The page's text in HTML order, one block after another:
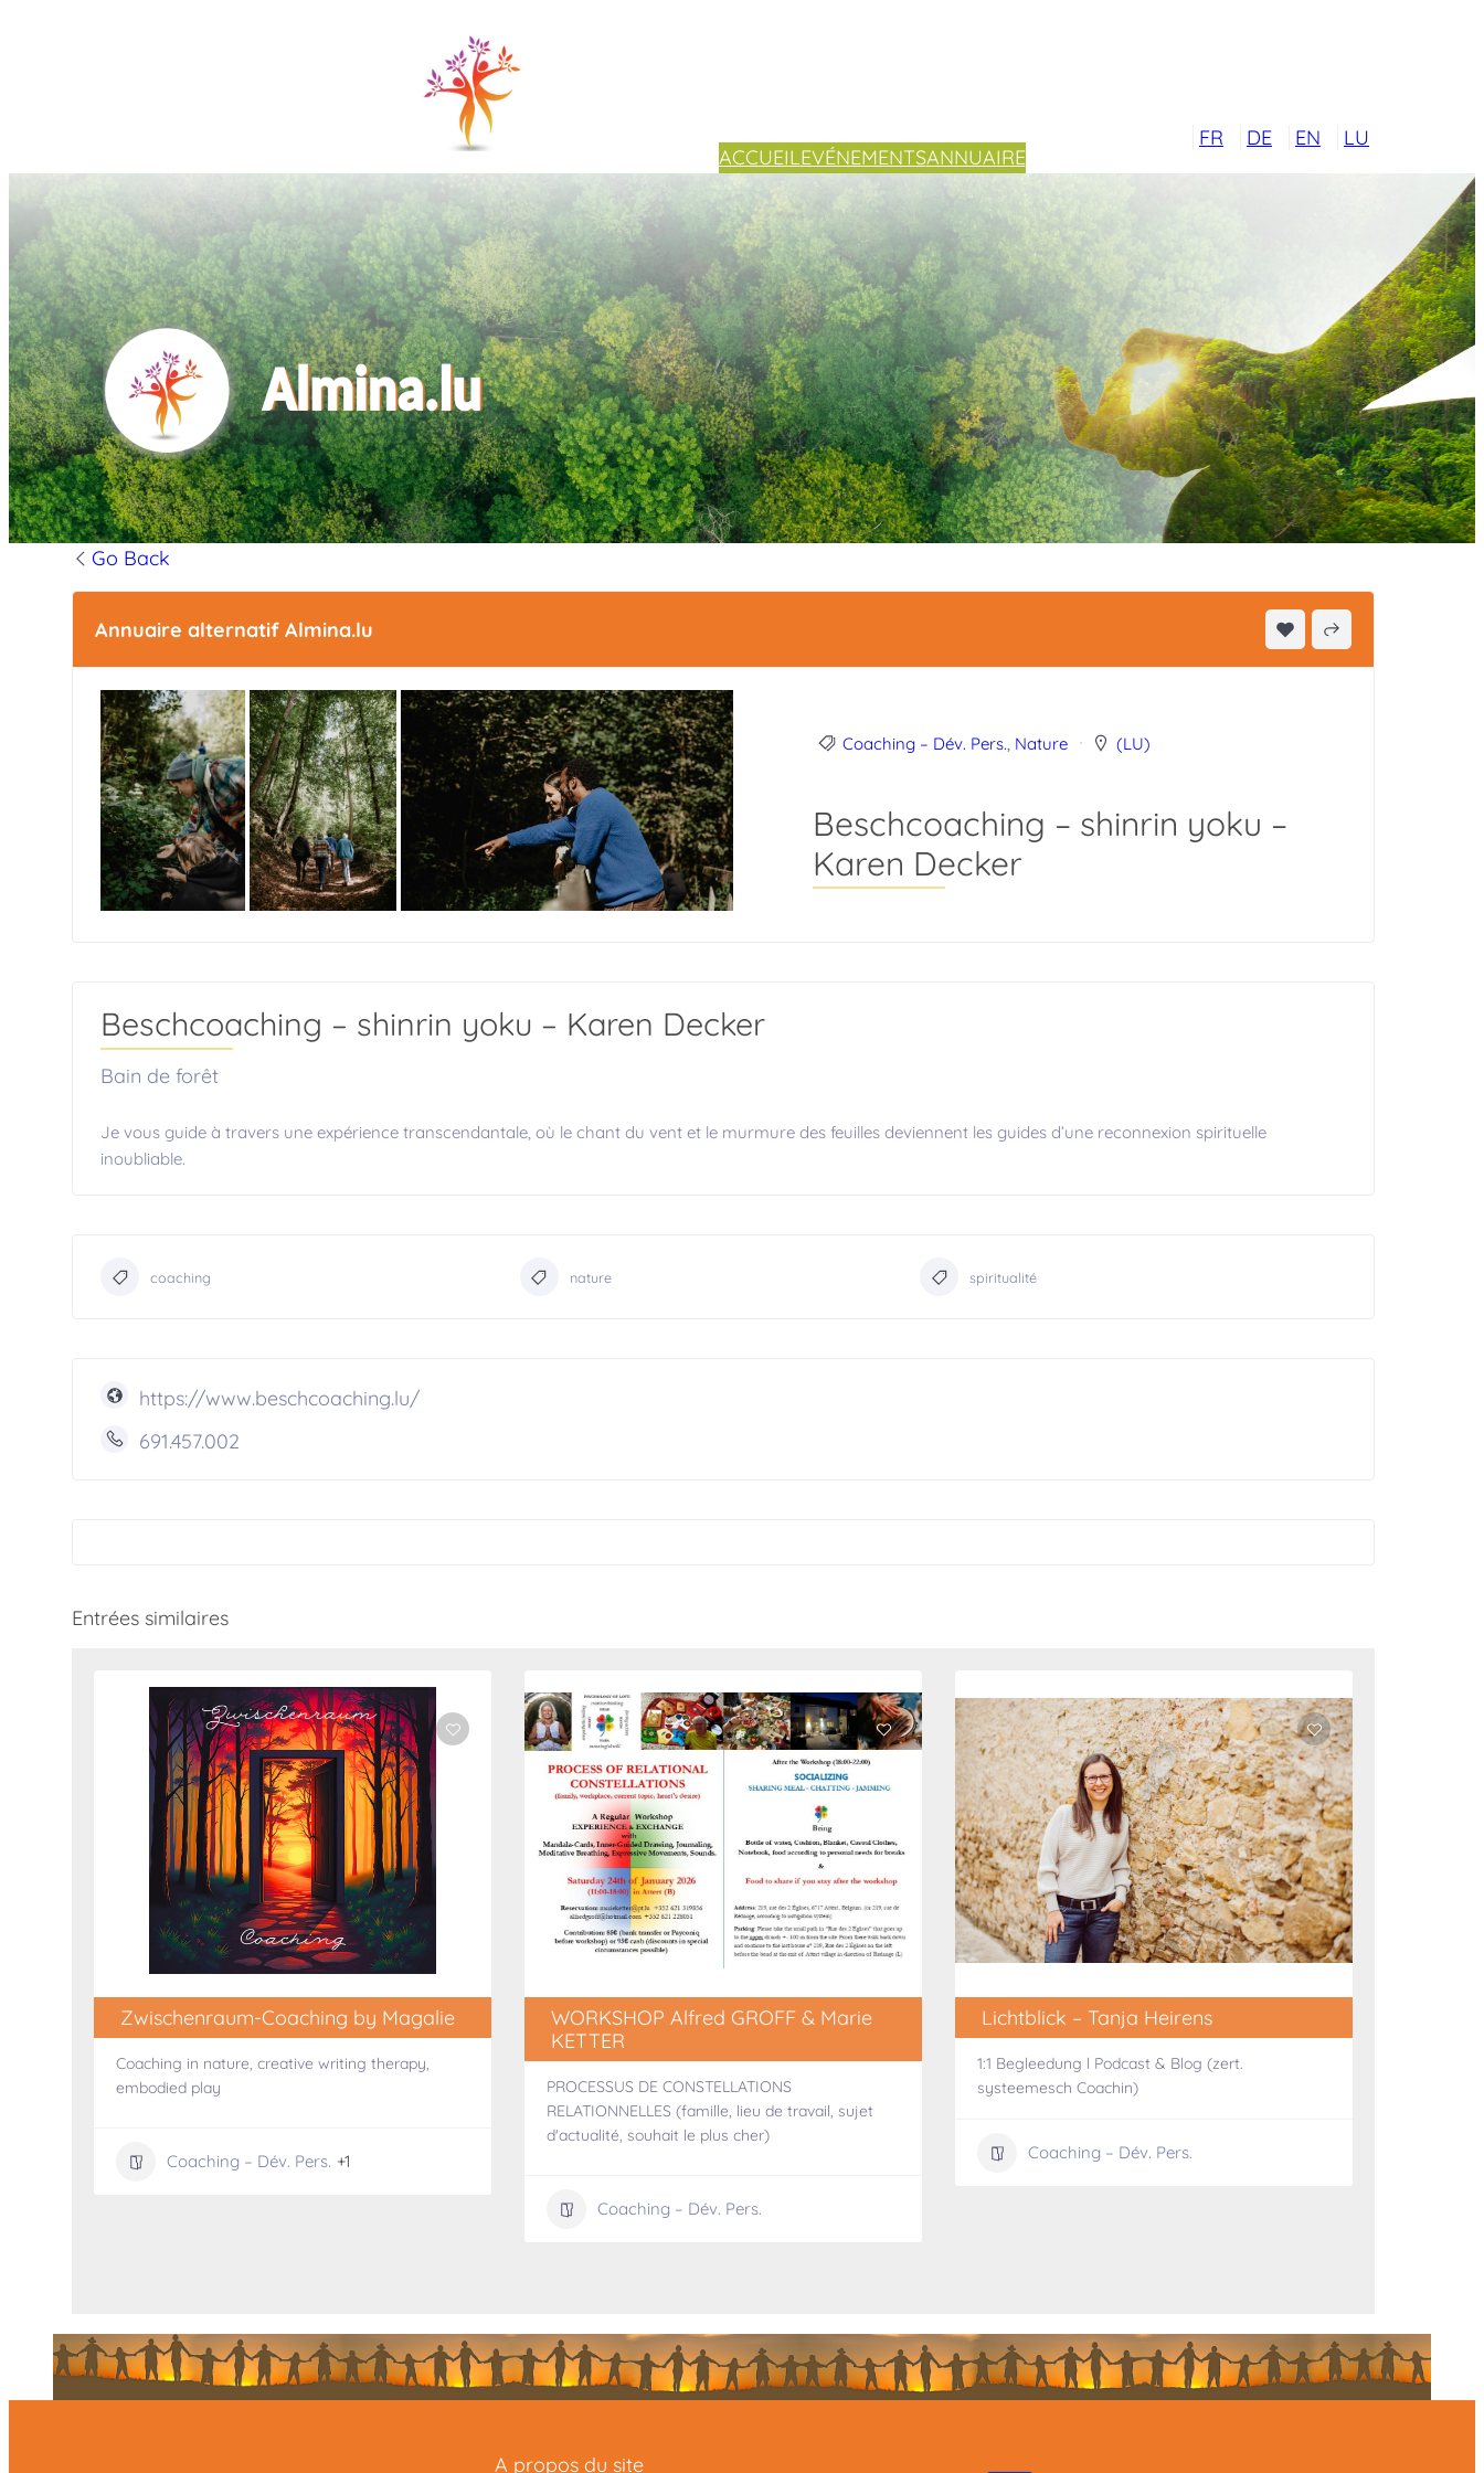
ACCUEILEVÉNEMENTSANNUAIRE
FR DE EN LU
Go Back
Annuaire alternatif Almina.lu
Coaching – Dév. Pers. Nature (LU)
Beschcoaching – shinrin yoku –
Karen Decker
Beschcoaching – shinrin yoku – Karen Decker
Bain de forêt
Je vous guide à travers une expérience transcendantale, où le chant du vent et le murmure des feuilles deviennent les guides d’une reconnexion spirituelle
inoubliable.
coaching nature spiritualité
https://www.beschcoaching.lu/
691.457.002
Entrées similaires
Zwischenraum-Coaching by Magalie
Coaching in nature, creative writing therapy,
embodied play
Coaching – Dév. Pers. +1
WORKSHOP Alfred GROFF & Marie
KETTER
PROCESSUS DE CONSTELLATIONS
RELATIONNELLES (famille, lieu de travail, sujet
d'actualité, souhait le plus cher)
Coaching – Dév. Pers.
Lichtblick – Tanja Heirens
1:1 Begleedung l Podcast & Blog (zert.
systeemesch Coachin)
Coaching – Dév. Pers.
A propos du site